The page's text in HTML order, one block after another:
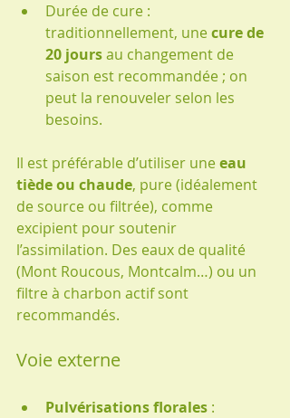
Durée de cure :
traditionnellement, une cure de
20 jours au changement de
saison est recommandée ; on
peut la renouveler selon les
besoins.
Il est préférable d’utiliser une eau
tiède ou chaude, pure (idéalement
de source ou filtrée), comme
excipient pour soutenir
l’assimilation. Des eaux de qualité
(Mont Roucous, Montcalm…) ou un
filtre à charbon actif sont
recommandés.
Voie externe
Pulvérisations florales :